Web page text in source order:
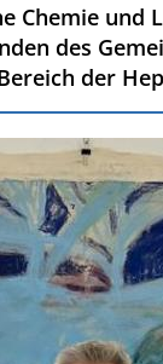
Chemie
des
der